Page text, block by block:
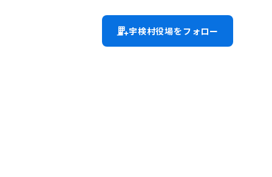
宇検村役場をフォロー